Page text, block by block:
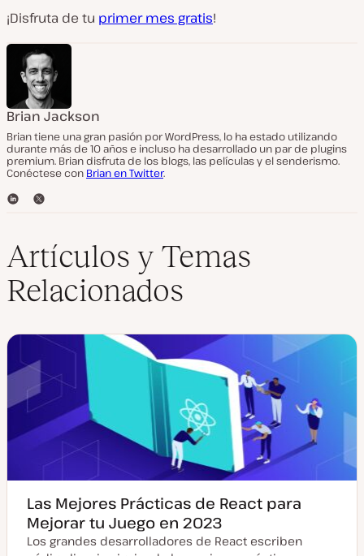
¡Disfruta de tu primer mes gratis!
Brian Jackson
Brian tiene una gran pasión por WordPress, lo ha estado utilizando
durante más de 10 años e incluso ha desarrollado un par de plugins
premium. Brian disfruta de los blogs, las películas y el senderismo.
Conéctese con Brian en Twitter.
L
e
d
n
T
t
r
Artículos y Temas
Relacionados
Las Mejores Prácticas de React para
Mejorar tu Juego en 2023
Los grandes desarrolladores de React escriben